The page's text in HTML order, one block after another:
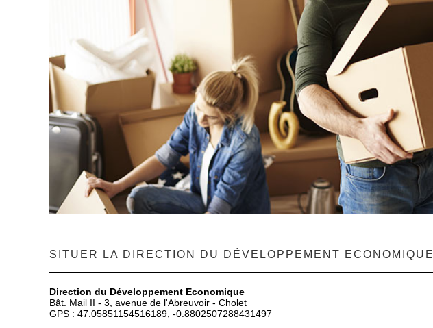
SITUER LA DIRECTION DU DÉVELOPPEMENT ECONOMIQUE
Direction du Développement Economique
Bât. Mail II - 3, avenue de l'Abreuvoir - Cholet
GPS : 47.05851154516189, -0.8802507288431497